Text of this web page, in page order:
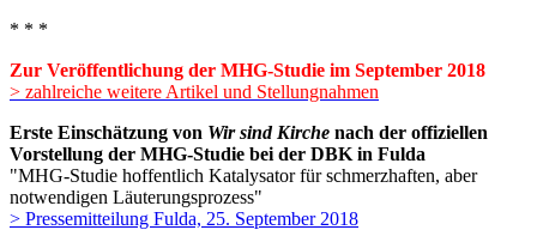
* * *
Zur Veröffentlichung der MHG-Studie im September 2018
> zahlreiche weitere Artikel und Stellungnahmen
Erste Einschätzung von Wir sind Kirche nach der offiziellen
Vorstellung der MHG-Studie bei der DBK in Fulda
"MHG-Studie hoffentlich Katalysator für schmerzhaften, aber
notwendigen Läuterungsprozess"
> Pressemitteilung Fulda, 25. September 2018